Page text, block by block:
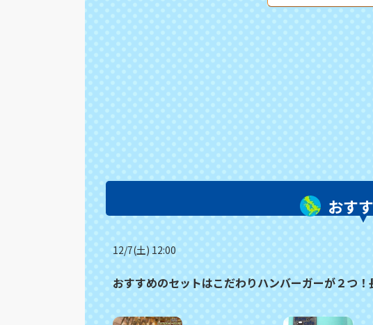
おす
12/7(土) 12:00
おすすめのセットはこだわりハンバーガーが２つ